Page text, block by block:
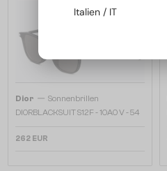
Dior — Sonnenbrillen
DIORBLACKSUIT S12F - 10A0 V - 54
262 EUR
Italien / IT